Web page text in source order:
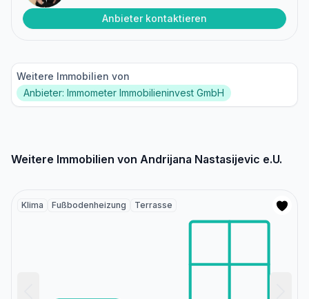
Anbieter kontaktieren
Weitere Immobilien von
Anbieter: Immometer Immobilieninvest GmbH
Weitere Immobilien von Andrijana Nastasijevic e.U.
Klima Fußbodenheizung Terrasse